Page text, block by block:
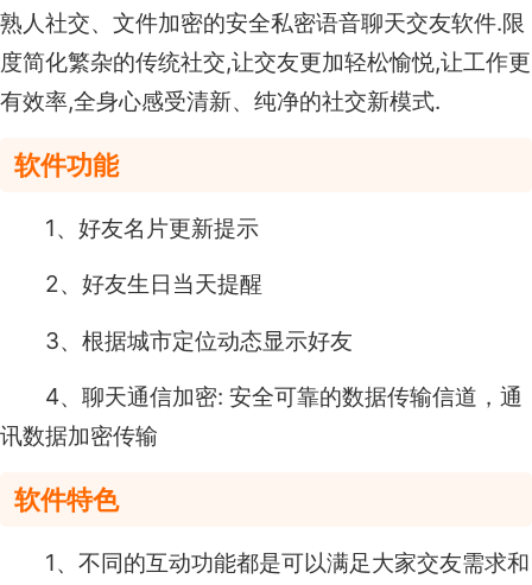
熟人社交、文件加密的安全私密语音聊天交友软件.限
度简化繁杂的传统社交,让交友更加轻松愉悦,让工作更
有效率,全身心感受清新、纯净的社交新模式.
软件功能
1、好友名片更新提示
2、好友生日当天提醒
3、根据城市定位动态显示好友
4、聊天通信加密: 安全可靠的数据传输信道，通
讯数据加密传输
软件特色
1、不同的互动功能都是可以满足大家交友需求和